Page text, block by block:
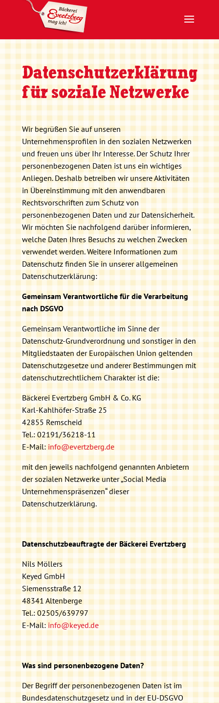
Datenschutzerklärung
für soziale Netzwerke
Wir begrüßen Sie auf unseren
Unternehmensprofilen in den sozialen Netzwerken
und freuen uns über Ihr Interesse. Der Schutz Ihrer
personenbezogenen Daten ist uns ein wichtiges
Anliegen. Deshalb betreiben wir unsere Aktivitäten
in Übereinstimmung mit den anwendbaren
Rechtsvorschriften zum Schutz von
personenbezogenen Daten und zur Datensicherheit.
Wir möchten Sie nachfolgend darüber informieren,
welche Daten Ihres Besuchs zu welchen Zwecken
verwendet werden. Weitere Informationen zum
Datenschutz finden Sie in unserer allgemeinen
Datenschutzerklärung:
Gemeinsam Verantwortliche für die Verarbeitung
nach DSGVO
Gemeinsam Verantwortliche im Sinne der
Datenschutz-Grundverordnung und sonstiger in den
Mitgliedstaaten der Europäischen Union geltenden
Datenschutzgesetze und anderer Bestimmungen mit
datenschutzrechtlichem Charakter ist die:
Bäckerei Evertzberg GmbH & Co. KG
Karl-Kahlhöfer-Straße 25
42855 Remscheid
Tel.: 02191/36218-11
E-Mail: info@evertzberg.de
mit den jeweils nachfolgend genannten Anbietern
der sozialen Netzwerke unter „Social Media
Unternehmenspräsenzen“ dieser
Datenschutzerklärung.
Datenschutzbeauftragte der Bäckerei Evertzberg
Nils Möllers
Keyed GmbH
Siemensstraße 12
48341 Altenberge
Tel.: 02505/639797
E-Mail:info@keyed.de
Was sind personenbezogene Daten?
Der Begriff der personenbezogenen Daten ist im
Bundesdatenschutzgesetz und in der EU-DSGVO